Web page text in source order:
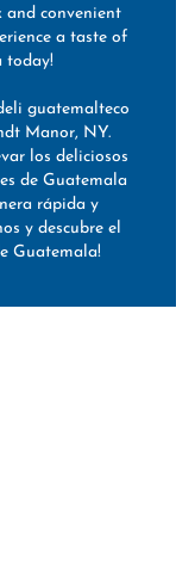
and convenient
a taste of
today!
guatemalteco
Manor, NY.
los deliciosos
de Guatemala
rápida y
y descubre el
Guatemala!